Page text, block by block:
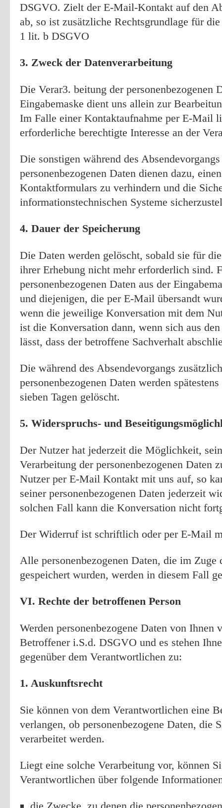
DSGVO. Zielt der E-Mail-Kontakt auf den
ab, so ist zusätzliche Rechtsgrundlage für
1 lit. b DSGVO
3. Zweck der Datenverarbeitung
Die Verar3. beitung der personenbezogenen
Eingabemaske dient uns allein zur
Im Falle einer Kontaktaufnahme per E-Mail
erforderliche berechtigte Interesse an der
Die sonstigen während des
personenbezogenen Daten dienen dazu,
Kontaktformulars zu verhindern und die
informationstechnischen Systeme
4. Dauer der Speicherung
Die Daten werden gelöscht, sobald sie für
ihrer Erhebung nicht mehr erforderlich sind.
personenbezogenen Daten aus der
und diejenigen, die per E-Mail übersandt
wenn die jeweilige Konversation mit dem
ist die Konversation dann, wenn sich aus
lässt, dass der betroffene Sachverhalt
Die während des Absendevorgangs
personenbezogenen Daten werden
sieben Tagen gelöscht.
5. Widerspruchs- und
Der Nutzer hat jederzeit die Möglichkeit,
Verarbeitung der personenbezogenen Daten
Nutzer per E-Mail Kontakt mit uns auf, so
seiner personenbezogenen Daten jederzeit
solchen Fall kann die Konversation nicht
Der Widerruf ist schriftlich oder per E-Mail
Alle personenbezogenen Daten, die im Zuge
gespeichert wurden, werden in diesem Fall
VI. Rechte der betroffenen Person
Werden personenbezogene Daten von Ihnen
Betroffener i.S.d. DSGVO und es stehen
gegenüber dem Verantwortlichen zu:
1. Auskunftsrecht
Sie können von dem Verantwortlichen eine
verlangen, ob personenbezogene Daten, die
verarbeitet werden.
Liegt eine solche Verarbeitung vor, können
Verantwortlichen über folgende